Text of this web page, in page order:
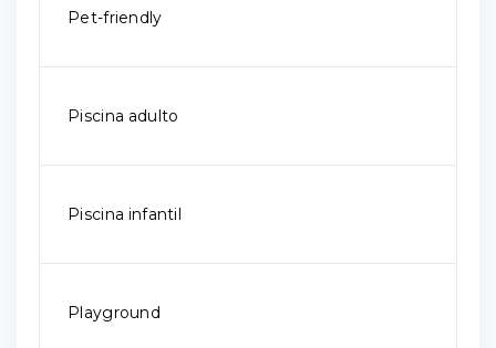
Pet-friendly
Piscina adulto
Piscina infantil
Playground